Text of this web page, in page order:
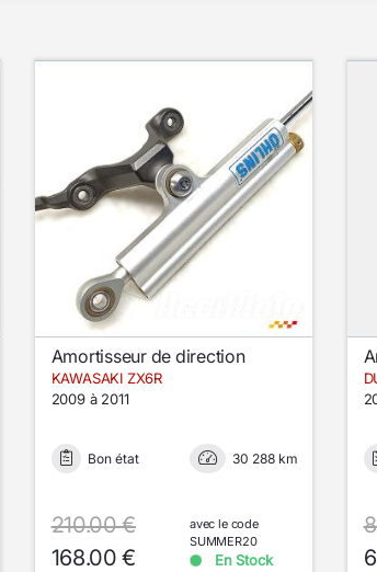
Amortisseur de direction
KAWASAKI ZX6R
2009 à 2011
Bon état 30 288 km
210.00 €
168.00 €
avec le code
SUMMER20
En Stock